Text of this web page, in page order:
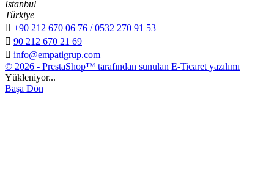
İstanbul
Türkiye
 +90 212 670 06 76 / 0532 270 91 53
 90 212 670 21 69
 info@empatigrup.com
© 2026 - PrestaShop™ tarafından sunulan E-Ticaret yazılımı
Yükleniyor...
Başa Dön